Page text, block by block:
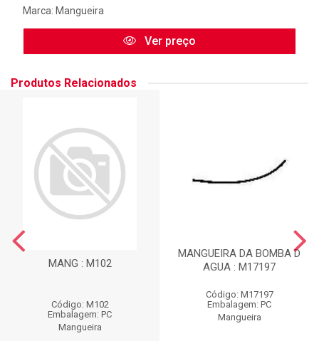
Marca: Mangueira
Ver preço
Produtos Relacionados
MANG : M102
Código: M102
Embalagem: PC
Mangueira
MANGUEIRA DA BOMBA D
AGUA : M17197
Código: M17197
Embalagem: PC
Mangueira